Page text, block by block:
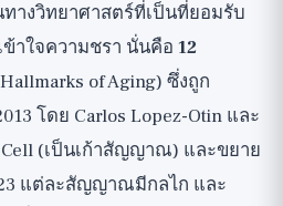
เซลล์: เซลล์ซอมบี้และ
องสเต็มเซลล์: คลังสำรอง
างวิทยาศาสตร์ที่เป็นที่ยอมรับ
าใจความชรา นั่นคือ 12
of Aging) ซึ่งถูก
โดย Carlos Lopez-Otin และ
Cell (เป็นเก้าสัญญาณ) และขยาย
แต่ละสัญญาณมีกลไก และ